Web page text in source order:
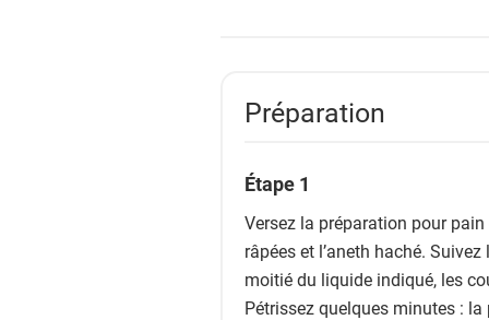
Préparation
Étape 1
Versez la préparation pour
râpées et l’aneth haché.
moitié du liquide indiqué, les
Pétrissez quelques minutes :